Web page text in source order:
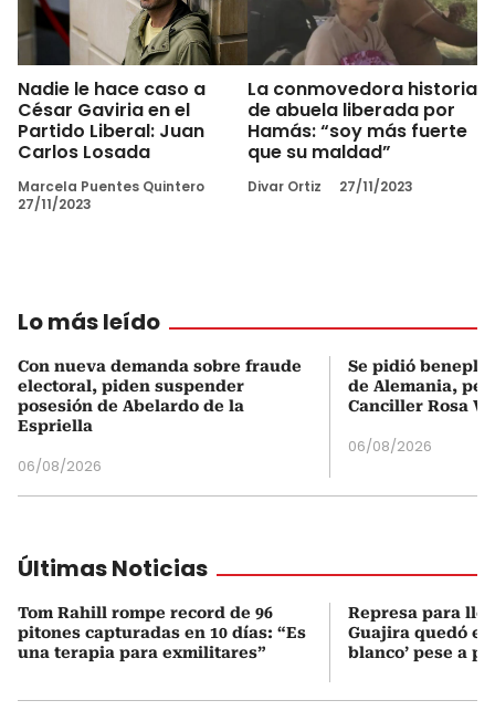
Nadie le hace caso a
César Gaviria en el
Partido Liberal: Juan
Carlos Losada
Marcela Puentes Quintero
27/11/2023
La conmovedora historia
de abuela liberada por
Hamás: “soy más fuerte
que su maldad”
Divar Ortiz 27/11/2023
Lo más leído
Con nueva demanda sobre fraude
electoral, piden suspender
posesión de Abelardo de la
Espriella
06/08/2026
Se pidió
de Alemania,
Canciller Rosa
06/08/2026
Últimas Noticias
Tom Rahill rompe record de 96
pitones capturadas en 10 días: “Es
una terapia para exmilitares”
Represa para
Guajira quedó en
blanco’ pese a